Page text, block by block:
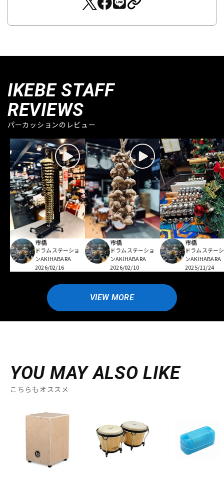
IKEBE STAFF
REVIEWS
パーカッションのレビュー
市橋
ドラムステーショ
ンAKIHABARA
2026/02/16
市橋
ドラムステーショ
ンAKIHABARA
2026/02/10
市橋
ドラムステー
ンAKIHABARA
2025/11/24
VIEW MORE
YOU MAY ALSO LIKE
こちらもオススメ